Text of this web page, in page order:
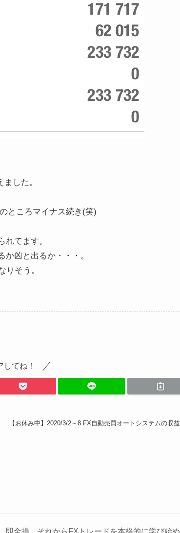
した。
ところマイナス続き(笑)
てます。
凶と出るか・・・。
りそう。
してね！
【お休み中】2020/3/2～8 FX自動売買オートシステムの収益